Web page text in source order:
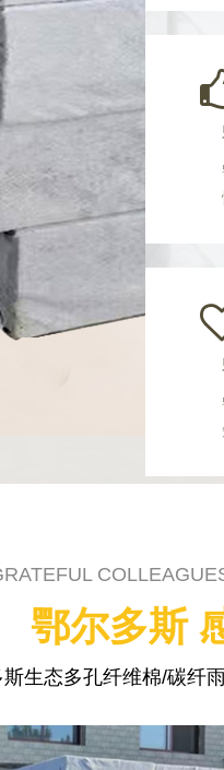
鄂尔多斯
生态多孔纤维棉/碳纤